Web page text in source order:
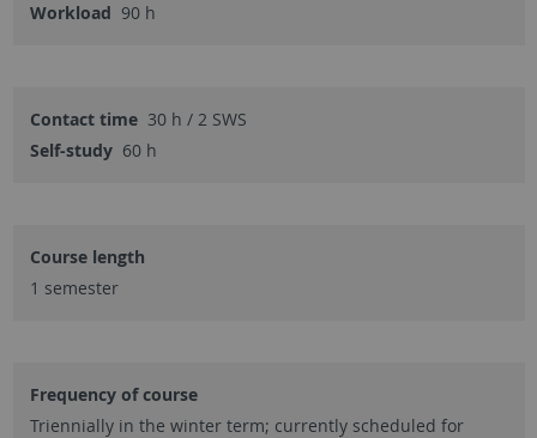
Workload 90 h
Contact time30 h / 2 SWS
Self-study 60 h
Course length
1 semester
Frequency of course
Triennially in the winter term; currently scheduled for